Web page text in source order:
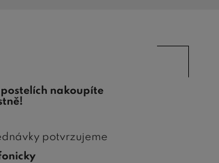
nakoupíte
potvrzujeme